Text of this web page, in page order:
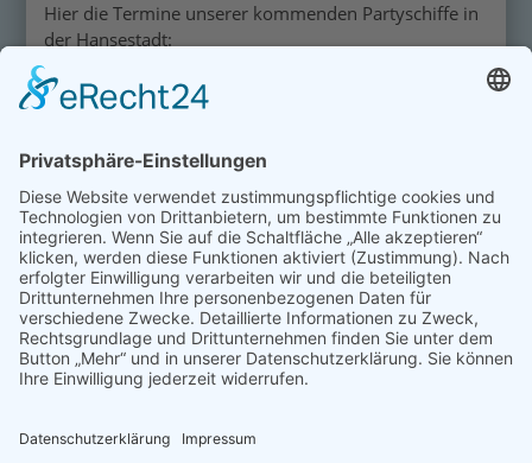
Hier die Termine unserer kommenden Partyschiffe in
der Hansestadt:
Datum
Special
22.08.26
Live: DJ Matze
29.08.26
26.09.26
Oktoberfest
01.05.27
Alle Preise inklusive MwSt. •